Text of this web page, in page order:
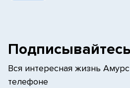
Вся интересная жизнь
телефоне